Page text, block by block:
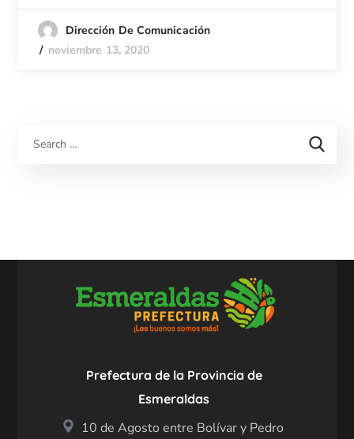
Dirección De Comunicación
noviembre 13, 2020
Prefectura de la Provincia de
Esmeraldas
10 de Agosto entre Bolívar y Pedro